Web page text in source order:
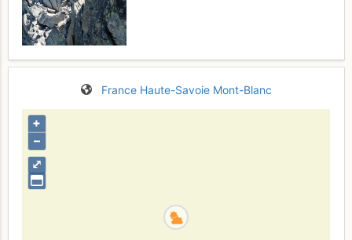
France Haute-Savoie Mont-Blanc
⤢
+
–